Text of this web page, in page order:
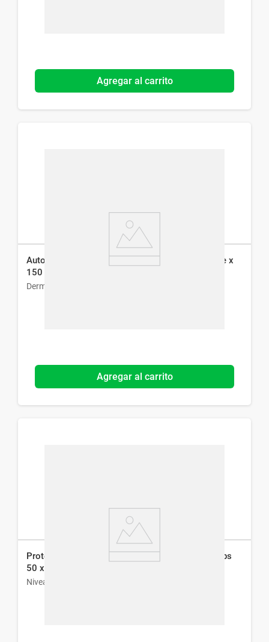
Agregar al carrito
Autobronceante Dermaglós Crema Gel Hidratante x
150 g
Dermaglós
Agregar al carrito
Protector Solar Facial Nivea Control Anti-Brillo Fps
50 x 50 ml
Nivea